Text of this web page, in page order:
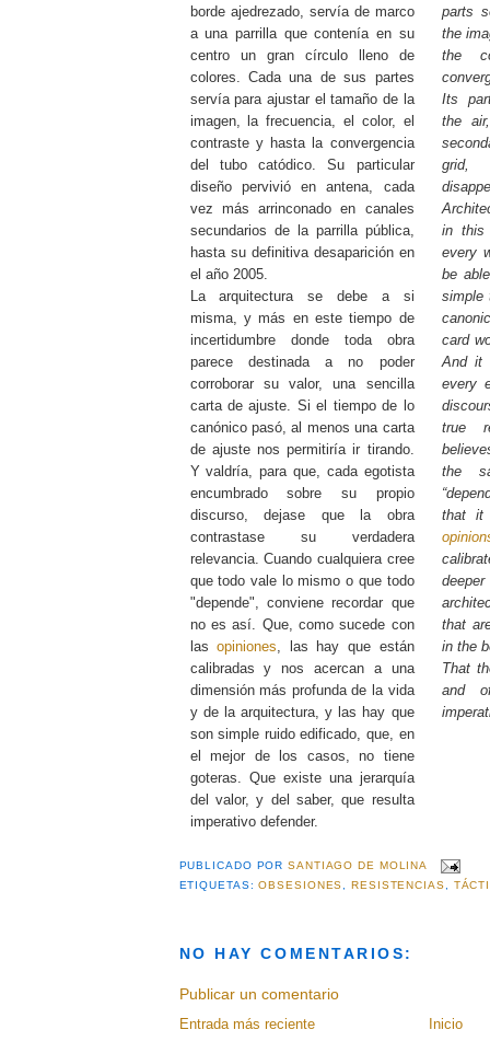
borde ajedrezado, servía de marco
a una parrilla que contenía en su
centro un gran círculo lleno de
colores. Cada una de sus partes
servía para ajustar el tamaño de la
imagen, la frecuencia, el color, el
contraste y hasta la convergencia
del tubo catódico. Su particular
diseño pervivió en antena, cada
vez más arrinconado en canales
secundarios de la parrilla pública,
hasta su definitiva desaparición en
el año 2005.
La arquitectura se debe a si
misma, y más en este tiempo de
incertidumbre donde toda obra
parece destinada a no poder
corroborar su valor, una sencilla
carta de ajuste. Si el tiempo de lo
canónico pasó, al menos una carta
de ajuste nos permitiría ir tirando.
Y valdría, para que, cada egotista
encumbrado sobre su propio
discurso, dejase que la obra
contrastase su verdadera
relevancia. Cuando cualquiera cree
que todo vale lo mismo o que todo
"depende", conviene recordar que
no es así. Que, como sucede con
lasopiniones, las hay que están
calibradas y nos acercan a una
dimensión más profunda de la vida
y de la arquitectura, y las hay que
son simple ruido edificado, que, en
el mejor de los casos, no tiene
goteras. Que existe una jerarquía
del valor, y del saber, que resulta
imperativo defender.
parts
the
the
Its
the
in this
every
be
simple
card
And it
every
true
the
that it
that
in the
That
and
PUBLICADO PORSANTIAGO DE MOLINA
ETIQUETAS:OBSESIONES ,RESISTENCIAS
NO HAY COMENTARIOS:
Publicar un comentario
Entrada más reciente Inicio